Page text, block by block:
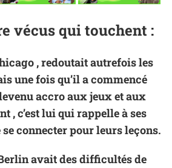
vécus qui touchent :
, redoutait autrefois les
une fois qu’il a commencé
accro aux jeux et aux
, c’est lui qui rappelle à ses
connecter pour leurs leçons.
avait des difficultés de